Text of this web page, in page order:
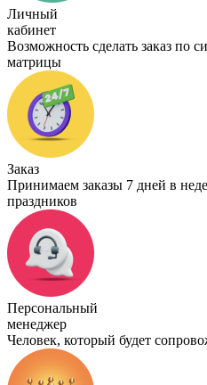
Личный
кабинет
Возможность сделать заказ по
матрицы
Заказ
Принимаем заказы 7 дней в
праздников
Персональный
менеджер
Человек, который будет